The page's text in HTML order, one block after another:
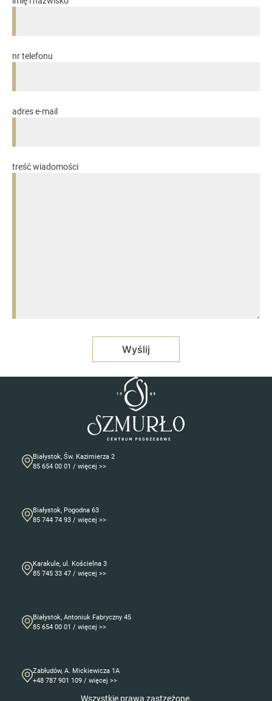
nr telefonu
adres e-mail
treść wiadomości
Białystok, Św. Kazimierza 2
85 654 00 01 / więcej >>
Białystok, Pogodna 63
85 744 74 93 / więcej >>
Karakule, ul. Kościelna 3
85 745 33 47 / więcej >>
Białystok, Antoniuk Fabryczny 45
85 654 00 01 / więcej >>
Zabłudów, A. Mickiewicza 1A
+48 787 901 109 / więcej >>
Wszystkie prawa zastzeżone.